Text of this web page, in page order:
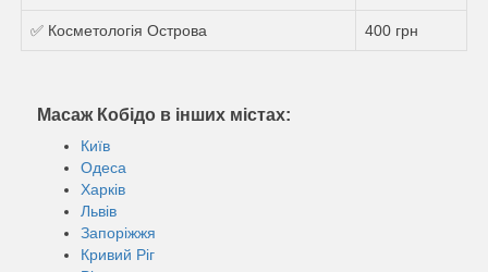
✅ Косметологія Острова 400 грн
Масаж Кобідо в інших містах:
Київ
Одеса
Харків
Львів
Запоріжжя
Кривий Ріг